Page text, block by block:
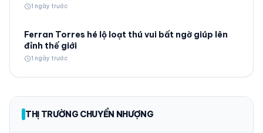
schedule1 ngày trước
Ferran Torres hé lộ loạt thú vui bất ngờ giúp lên
đỉnh thế giới
schedule1 ngày trước
THỊ TRƯỜNG CHUYỂN NHƯỢNG